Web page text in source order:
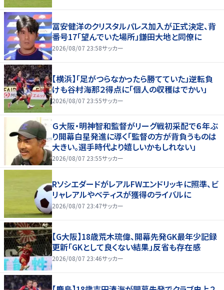
冨安健洋のクリスタルパレス加入が正式決定、背
番号17「望んでいた場所」鎌田大地と同僚に
2026/08/07 23:58サッカー
【横浜】「足がつらなかったら勝てていた」逆転負
けも谷村海那２得点に「個人の収穫はでかい」
2026/08/07 23:55サッカー
Ｇ大阪・明神智和監督がリーグ戦初采配で６年ぶ
り開幕白星発進に導く「監督の方が背負うものは
大きい。選手時代より嬉しいかもしれない」
2026/08/07 23:55サッカー
RソシエダードがレアルFWエンドリッキに照準、ビ
リャレアルやベティスが獲得のライバルに
2026/08/07 23:47サッカー
【G大阪】18歳荒木琉偉、開幕先発GK最年少記録
更新「GKとして良くない結果」反省も存在感
2026/08/07 23:46サッカー